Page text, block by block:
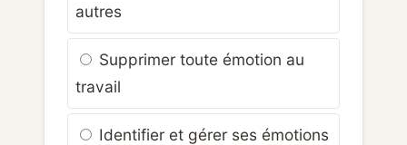
autres
Supprimer toute émotion au
travail
Identifier et gérer ses émotions